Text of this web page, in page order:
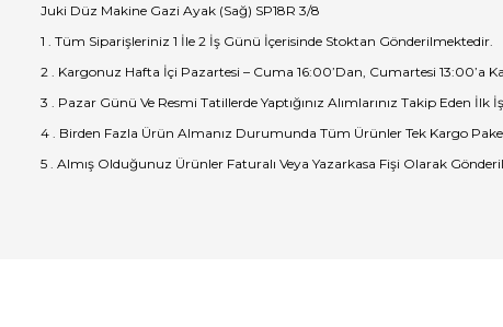
Juki Düz Makine Gazi Ayak (Sağ) SP18R 3/8
1 . Tüm Siparişleriniz 1 İle 2 İş Günü İçerisinde Stoktan Gönderilmektedir.
2 . Kargonuz Hafta İçi Pazartesi – Cuma 16:00’Dan, Cumartesi 13:00’a
3 . Pazar Günü Ve Resmi Tatillerde Yaptığınız Alımlarınız Takip Eden İlk
4 . Birden Fazla Ürün Almanız Durumunda Tüm Ürünler Tek Kargo
5 . Almış Olduğunuz Ürünler Faturalı Veya Yazarkasa Fişi Olarak